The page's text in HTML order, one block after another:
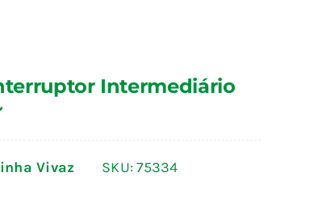
Intermediário
Vivaz SKU:75334